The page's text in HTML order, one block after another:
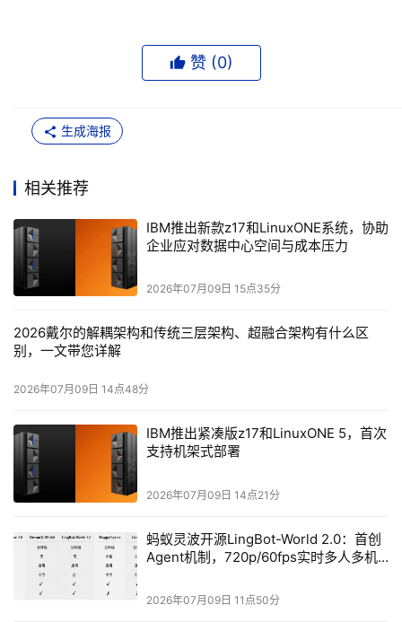
低、租金超过每千瓦每月400美元的困境。它们需要既能优
化数据中心占地面积、又能优先保障核心应用韧性的基础设
统应对这些挑战，并根据现实需求对数据中心的空间进行优
化。
IBM Z和LinuxONE总经理Tom McPherson
集成和基础设施占地之间做出艰难抉择。借助全新的IBM Z
和IBM LinuxONE系统，企业可以将工作负载部署在最合适
的地方，同时受益于更多新兴技术。"
专为数据中心灵活性打造的全新系统
纳82个核心、18 TB内存的两个处理器抽屉，与上一代相
ME2的单处理器容量可提供全速IBM z/OS配置，其每个核
心的吞吐量比IBM z16 A02提高近10%（具体情况因工作负
载和配置不同将有所差异）²。
客户可以将IBM设备和非IBM设备灵活共置，以实现最适合
其数据中心环境的安装配置。以下方案旨在帮助组织节省空
间、提高能效，并无缝集成到现有环境中：
方案是一套完整封装的解决方案，包含
赞 (0)
生成海报
相关推荐
IBM推出新款z17和LinuxONE系统，协助
企业应对数据中心空间与成本压力
2026年07月09日 15点35分
2026戴尔的解耦架构和传统三层架构、超融合架构有什么区
别，一文带您详解
2026年07月09日 14点48分
IBM推出紧凑版z17和LinuxONE 5，首次
支持机架式部署
2026年07月09日 14点21分
蚂蚁灵波开源LingBot-World 2.0：首创
Agent机制，720p/60fps实时多人多机
2026年07月09日 11点50分